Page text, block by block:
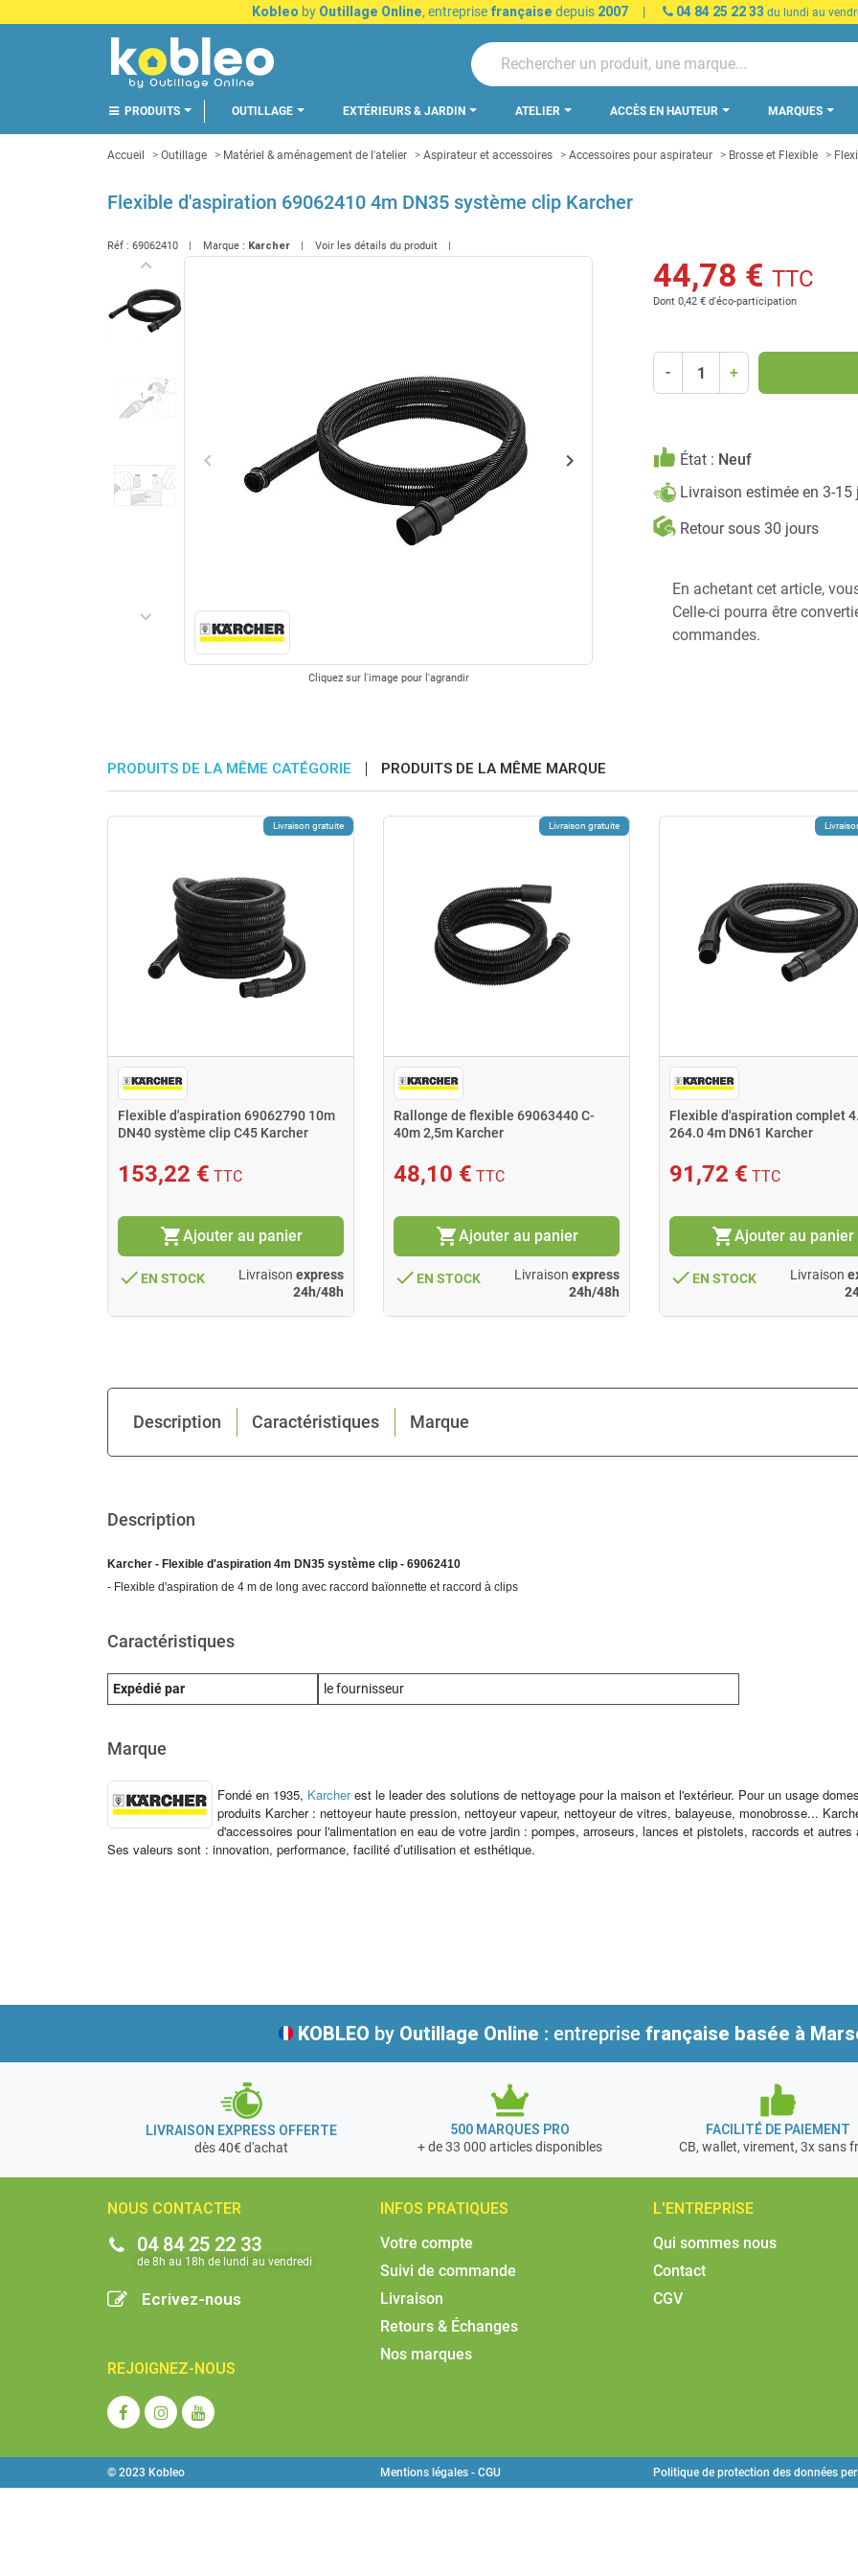
Kobleo by Outillage Online, entreprise française depuis 2007 | 04 84 25 22 33 du lundi au
PRODUITS OUTILLAGE EXTÉRIEURS & JARDIN ATELIER ACCÈS EN HAUTEUR MARQUES
Accueil Outillage Matériel & aménagement de l'atelier Aspirateur et accessoires Accessoires pour aspirateur Brosse et Flexible
Flexible d'aspiration 69062410 4m DN35 système clip Karcher
Réf : 69062410 Marque : Karcher Voir les détails du produit
Précédentkeyboard_arrow_left
keyboard_arrow_right
Précédent
keyboard_arrow_left Suivant
keyboard_arrow_right
Cliquez sur l'image pour l'agrandir
44,78 € TTC
Dont 0,42 € d'éco-participation
- +
État : Neuf
Livraison estimée en 3-15
Retour sous 30 jours
En achetant cet article,
Celle-ci pourra être
commandes.
PRODUITS DE LA MÊME CATÉGORIE PRODUITS DE LA MÊME MARQUE
Livraison gratuite
Flexible d'aspiration 69062790 10m
DN40 système clip C45 Karcher
153,22 € TTC
shopping_cartAjouter au panier
done EN STOCK Livraison express
24h/48h
Livraison gratuite
Rallonge de flexible 69063440 C-
40m 2,5m Karcher
48,10 € TTC
shopping_cartAjouter au panier
done EN STOCK Livraison express
24h/48h
Flexible d'aspiration complet
264.0 4m DN61 Karcher
91,72 € TTC
shopping_cartAjouter au panier
done EN STOCK Livraison
Description Caractéristiques Marque
Description
Karcher - Flexible d'aspiration 4m DN35 système clip - 69062410
- Flexible d'aspiration de 4 m de long avec raccord baïonnette et raccord à clips
Caractéristiques
Expédié par le fournisseur
Marque
Fondé en 1935, Karcherest le leader des solutions de nettoyage pour la maison et l'extérieur. Pour un usage
produits Karcher : nettoyeur haute pression, nettoyeur vapeur, nettoyeur de vitres, balayeuse, monobrosse...
d'accessoires pour l'alimentation en eau de votre jardin : pompes, arroseurs, lances et pistolets, raccords et autres
Ses valeurs sont : innovation, performance, facilité d’utilisation et esthétique.
KOBLEO by Outillage Online : entreprise française basée à
LIVRAISON EXPRESS OFFERTE
dès 40€ d'achat
500 MARQUES PRO
+ de 33 000 articles disponibles
FACILITÉ DE PAIEMENT
CB, wallet, virement, 3x sans
NOUS CONTACTER
04 84 25 22 33
de 8h au 18h de lundi au vendredi​
Ecrivez-nous
REJOIGNEZ-NOUS
INFOS PRATIQUES
Votre compte
Suivi de commande
Livraison
Retours & Échanges
Nos marques
L'ENTREPRISE
Qui sommes nous
Contact
CGV
© 2023 Kobleo Mentions légales - CGU Politique de protection des données